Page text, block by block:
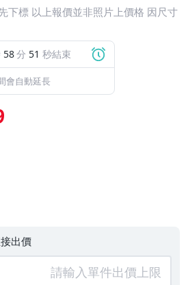
下標 以上報價並非照片上價格 因尺寸
58分 50 秒結束
會自動延長
出價